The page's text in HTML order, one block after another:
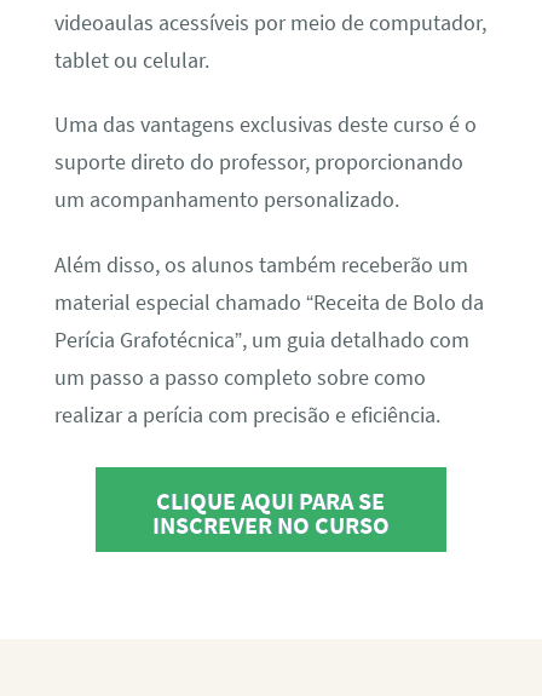
videoaulas acessíveis por meio de computador,
tablet ou celular.
Uma das vantagens exclusivas deste curso é o
suporte direto do professor, proporcionando
um acompanhamento personalizado.
Além disso, os alunos também receberão um
material especial chamado “Receita de Bolo da
Perícia Grafotécnica”, um guia detalhado com
um passo a passo completo sobre como
realizar a perícia com precisão e eficiência.
CLIQUE AQUI PARA SE
INSCREVER NO CURSO